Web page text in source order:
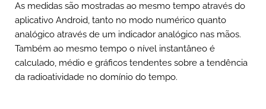
As medidas são mostradas ao mesmo tempo através do
aplicativo Android, tanto no modo numérico quanto
analógico através de um indicador analógico nas mãos.
Também ao mesmo tempo o nível instantâneo é
calculado, médio e gráficos tendentes sobre a tendência
da radioatividade no domínio do tempo.